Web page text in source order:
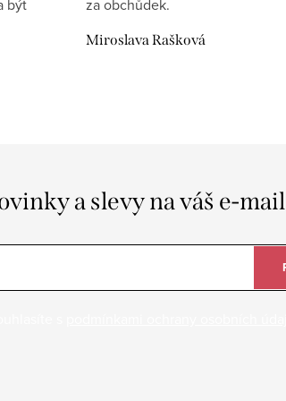
být
za obchůdek.
Miroslava Rašková
a slevy na váš e-mail